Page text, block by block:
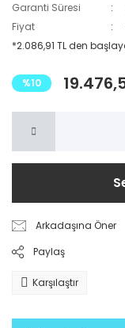
Garanti Süresi
Fiyat
*2.086,91 TL den
%10
Arkadaşına Öner
Paylaş
Karşılaştır